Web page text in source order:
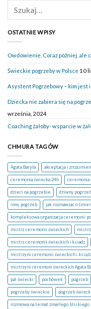
OSTATNIE WPISY
Owdowienie. Coraz później, ale
Świeckie pogrzeby w Polsce 10
Asystent Pogrzebowy – kim jest i
Dziecka nie zabiera się na
września, 2024
Coaching żałoby- wsparcie w
CHMURA TAGÓW
Agata Baryła akceptacja i
ceremonia świecka 24h ceremonia
dzieci na pogrzebie dziwny pogrzeb
inny pogrzeb jak rozmawiać o
kompleksowa organizacja ceremonii
mistrz ceremonii świeckich mistrz
mistrz ceremonii świeckich i ksiadz
mistrzyni ceremonii świeckich i
mistrzyni ceremoni świeckich Agata
pal świecki pochówek pogrzeb
pogrzeby świeckie pogrzeb świecki
rozmowa na temat zmarłego bliskiego